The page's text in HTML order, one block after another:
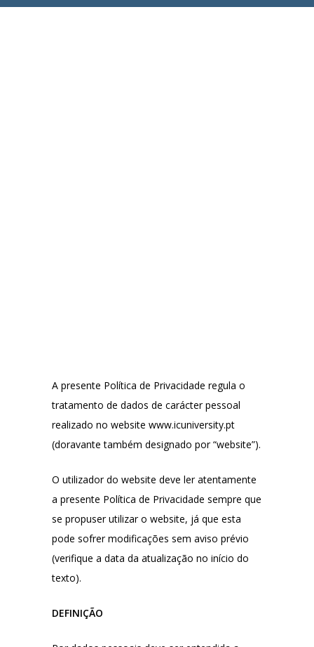
A presente Política de Privacidade regula o
tratamento de dados de carácter pessoal
realizado no website www.icuniversity.pt
(doravante também designado por “website”).
O utilizador do website deve ler atentamente
a presente Política de Privacidade sempre que
se propuser utilizar o website, já que esta
pode sofrer modificações sem aviso prévio
(verifique a data da atualização no início do
texto).
DEFINIÇÃO